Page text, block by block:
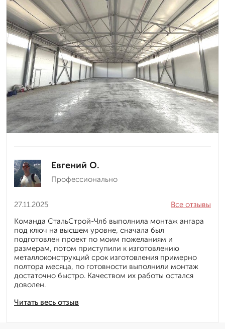
Евгений О.
Профессионально
27.11.2025
Читать весь отзыв
Все отзывы
Команда СтальСтрой-Члб выполнила монтаж ангара
под ключ на высшем уровне, сначала был
подготовлен проект по моим пожеланиям и
размерам, потом приступили к изготовлению
металлоконструкций срок изготовления примерно
полтора месяца, по готовности выполнили монтаж
достаточно быстро. Качеством их работы остался
доволен.